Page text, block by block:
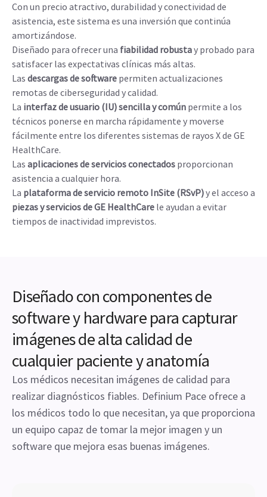
Con un precio atractivo, durabilidad y conectividad de
asistencia, este sistema es una inversión que continúa
amortizándose.
Diseñado para ofrecer una fiabilidad robustay probado para
satisfacer las expectativas clínicas más altas.
Las descargas de software permiten actualizaciones
remotas de ciberseguridad y calidad.
La interfaz de usuario (IU) sencilla y común permite a los
técnicos ponerse en marcha rápidamente y moverse
fácilmente entre los diferentes sistemas de rayos X de GE
HealthCare.
Las aplicaciones de servicios conectados proporcionan
asistencia a cualquier hora.
La plataforma de servicio remoto InSite (RSvP)y el acceso a
piezas y servicios de GE HealthCare le ayudan a evitar
tiempos de inactividad imprevistos.
Diseñado con componentes de
software y hardware para capturar
imágenes de alta calidad de
cualquier paciente y anatomía
Los médicos necesitan imágenes de calidad para
realizar diagnósticos fiables. Definium Pace ofrece a
los médicos todo lo que necesitan, ya que proporciona
un equipo capaz de tomar la mejor imagen y un
software que mejora esas buenas imágenes.